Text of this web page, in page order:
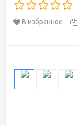
В избранное